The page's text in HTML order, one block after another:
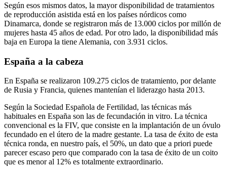
Según esos mismos datos, la mayor disponibilidad de tratamientos
de reproducción asistida está en los países nórdicos como
Dinamarca, donde se registraron más de 13.000 ciclos por millón de
mujeres hasta 45 años de edad. Por otro lado, la disponibilidad más
baja en Europa la tiene Alemania, con 3.931 ciclos.
España a la cabeza
En España se realizaron 109.275 ciclos de tratamiento, por delante
de Rusia y Francia, quienes mantenían el liderazgo hasta 2013.
Según la Sociedad Española de Fertilidad, las técnicas más
habituales en España son las de fecundación in vitro. La técnica
convencional es la FIV, que consiste en la implantación de un óvulo
fecundado en el útero de la madre gestante. La tasa de éxito de esta
técnica ronda, en nuestro país, el 50%, un dato que a priori puede
parecer escaso pero que comparado con la tasa de éxito de un coito
que es menor al 12% es totalmente extraordinario.